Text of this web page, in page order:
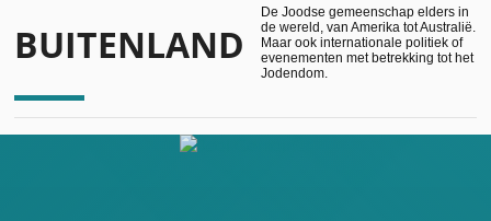
CITYTRIP | ROEMENIË – Boekarest: de verrassing van Oost-Europa
“Vandaag zit elke Jood in België op de beklaagdenbank”
goKosher lanceert nieuwe website en samenwerking met Mishpacha voor kosher travel en simchas wereldwijd
BUITENLAND
De Joodse gemeenschap elders in
de wereld, van Amerika tot Australië.
Maar ook internationale politiek of
evenementen met betrekking tot het
Jodendom.